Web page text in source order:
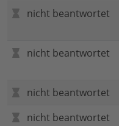
nicht beantwortet
nicht beantwortet
nicht beantwortet
nicht beantwortet